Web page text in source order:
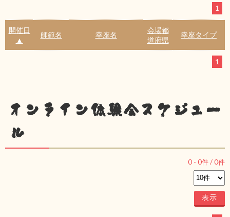
1
開催日
▲
師範名 幸座名
会場都
道府県
幸座タイプ
1
オンライン体験会スケジュー
ル
0 - 0件 /0件